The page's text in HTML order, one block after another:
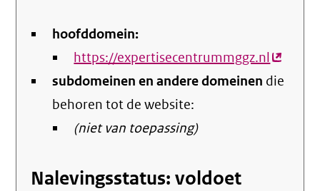
hoofddomein:
https://expertisecentrummggz.nl(externe
link)
subdomeinen en andere domeinen die
behoren tot de website:
(niet van toepassing)
Nalevingsstatus: voldoet